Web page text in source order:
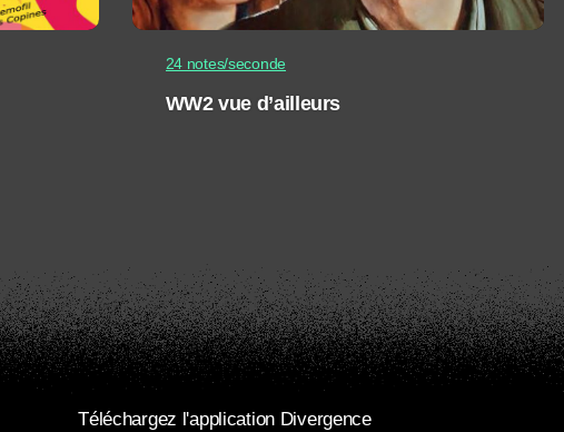
24 notes/seconde
WW2 vue d’ailleurs
Téléchargez l'application Divergence